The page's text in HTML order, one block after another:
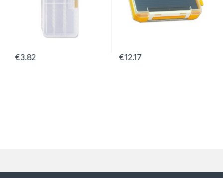
€3.82 €12.17